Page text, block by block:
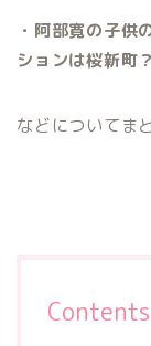
・阿部寛の子供
ションは桜新町？
などについてま
Contents